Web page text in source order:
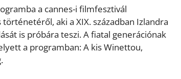
a cannes-i filmfesztivál
aki a XIX. században Izlandra
is próbára teszi. A fiatal generációnak
a programban: A kis Winettou,